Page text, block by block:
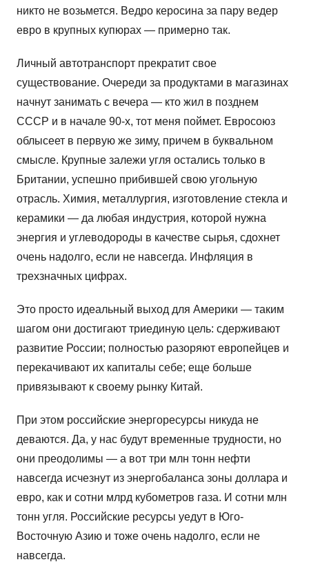
никто не возьмется. Ведро керосина за пару ведер
евро в крупных купюрах — примерно так.
Личный автотранспорт прекратит свое
существование. Очереди за продуктами в магазинах
начнут занимать с вечера — кто жил в позднем
СССР и в начале 90-х, тот меня поймет. Евросоюз
облысеет в первую же зиму, причем в буквальном
смысле. Крупные залежи угля остались только в
Британии, успешно прибившей свою угольную
отрасль. Химия, металлургия, изготовление стекла и
керамики — да любая индустрия, которой нужна
энергия и углеводороды в качестве сырья, сдохнет
очень надолго, если не навсегда. Инфляция в
трехзначных цифрах.
Это просто идеальный выход для Америки — таким
шагом они достигают триединую цель: сдерживают
развитие России; полностью разоряют европейцев и
перекачивают их капиталы себе; еще больше
привязывают к своему рынку Китай.
При этом российские энергоресурсы никуда не
деваются. Да, у нас будут временные трудности, но
они преодолимы — а вот три млн тонн нефти
навсегда исчезнут из энергобаланса зоны доллара и
евро, как и сотни млрд кубометров газа. И сотни млн
тонн угля. Российские ресурсы уедут в Юго-
Восточную Азию и тоже очень надолго, если не
навсегда.